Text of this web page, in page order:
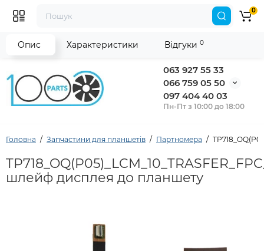
063 927 55 33
066 759 05 50
097 404 40 03
Пн-Пт з 10:00 до 18:00
0
Головна Запчастини для планшетів Партномера
шлейф дисплея до планшету
Опис Характеристики Відгуки 0